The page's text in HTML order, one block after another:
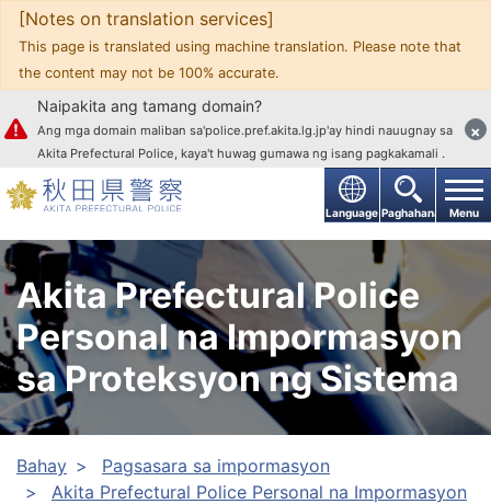
Upang mag-text
Language Paghahanap Menu
Naipakita ang tamang domain?
Ang mga domain maliban sa'police.pref.akita.lg.jp'ay hindi nauugnay sa
Akita Prefectural Police, kaya't huwag gumawa ng isang pagkakamali .
×
[Notes on translation services]
This page is translated using machine translation. Please note that
the content may not be 100% accurate.
Akita Prefectural Police
Personal na Impormasyon
sa Proteksyon ng Sistema
Bahay
Pagsasara sa impormasyon
Akita Prefectural Police Personal na Impormasyon